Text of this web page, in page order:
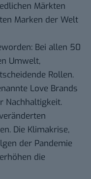
Märkten
Marken der Welt
Bei allen 50
Umwelt,
Rollen.
Love Brands
Nachhaltigkeit.
Die Klimakrise,
der Pandemie
die